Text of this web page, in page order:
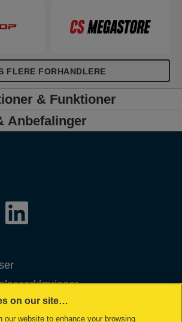
FLERE FORHANDLERE
& Funktioner
Anbefalinger
Guidance
on our site…
our website to enhance your browsing